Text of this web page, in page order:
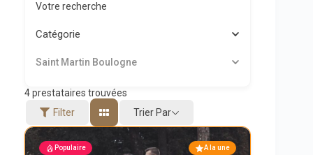
Votre recherche
Catégorie
Saint Martin Boulogne
4prestataires trouvées
Filter
Trier Par
Populaire A la une